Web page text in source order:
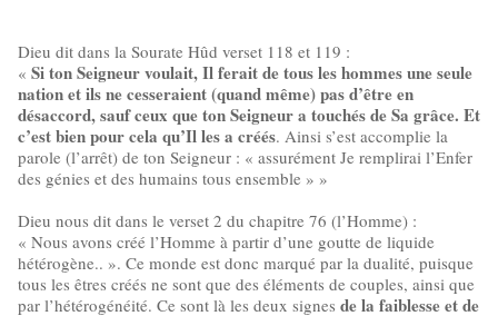
Dieu dit dans la Sourate Hûd verset 118 et 119 :
« Si ton Seigneur voulait, Il ferait de tous les hommes une seule
nation et ils ne cesseraient (quand même) pas d’être en
désaccord, sauf ceux que ton Seigneur a touchés de Sa grâce. Et
c’est bien pour cela qu’Il les a créés. Ainsi s’est accomplie la
parole (l’arrêt) de ton Seigneur : « assurément Je remplirai l’Enfer
des génies et des humains tous ensemble » »
Dieu nous dit dans le verset 2 du chapitre 76 (l’Homme) :
« Nous avons créé l’Homme à partir d’une goutte de liquide
hétérogène.. ». Ce monde est donc marqué par la dualité, puisque
tous les êtres créés ne sont que des éléments de couples, ainsi que
par l’hétérogénéité. Ce sont là les deux signes de la faiblesse et de